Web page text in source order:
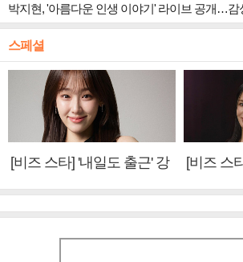
박지현, '아름다운 인생 이야기' 라이브 공개…감
스페셜
[비즈 스타] '내일도 출근' 강
[비즈 스